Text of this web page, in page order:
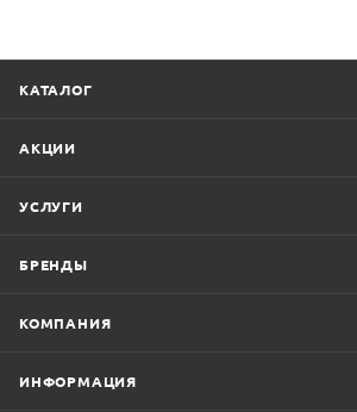
КАТАЛОГ
АКЦИИ
УСЛУГИ
БРЕНДЫ
КОМПАНИЯ
ИНФОРМАЦИЯ